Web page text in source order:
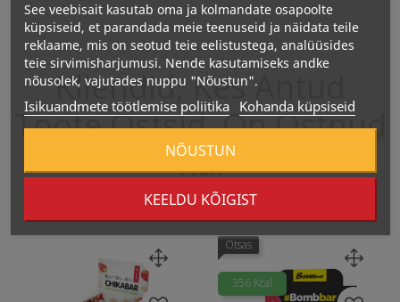
Kliendid, Kes Antud
Toote Ostsid, OnOstnud
Ka:
Otsas
356 Kcal
See veebisait kasutab oma ja kolmandate osapoolte
küpsiseid, et parandada meie teenuseid ja näidata teile
reklaame, mis on seotud teie eelistustega, analüüsides
teie sirvimisharjumusi. Nende kasutamiseks andke
nõusolek, vajutades nuppu "Nõustun".
Isikuandmete töötlemise poliitika Kohanda küpsiseid
KEELDU KÕIGIST
NÕUSTUN